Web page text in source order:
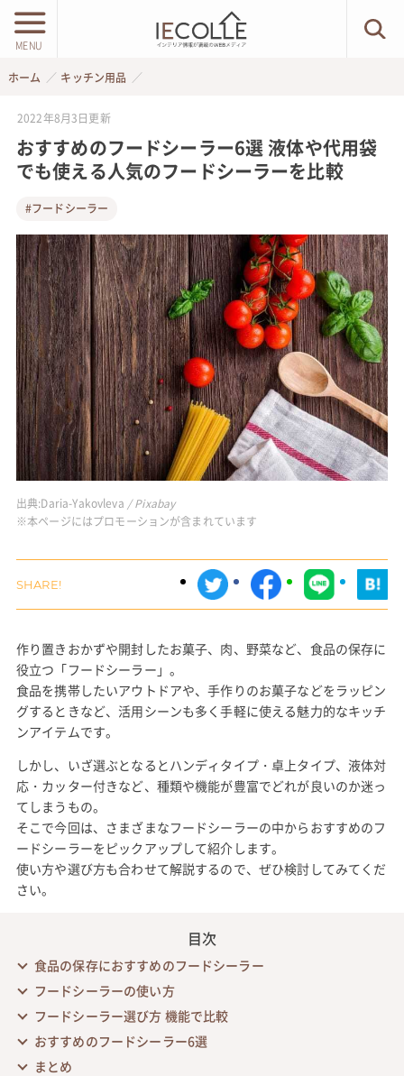
MENU
ホーム キッチン用品
2022年8月3日更新
おすすめのフードシーラー6選 液体や代用袋
でも使える人気のフードシーラーを比較
#フードシーラー
出典:Daria-Yakovleva / Pixabay
※本ページにはプロモーションが含まれています
作り置きおかずや開封したお菓子、肉、野菜など、食品の保存に
役立つ「フードシーラー」。
食品を携帯したいアウトドアや、手作りのお菓子などをラッピン
グするときなど、活用シーンも多く手軽に使える魅力的なキッチ
ンアイテムです。
しかし、いざ選ぶとなるとハンディタイプ・卓上タイプ、液体対
応・カッター付きなど、種類や機能が豊富でどれが良いのか迷っ
てしまうもの。
そこで今回は、さまざまなフードシーラーの中からおすすめのフ
ードシーラーをピックアップして紹介します。
使い方や選び方も合わせて解説するので、ぜひ検討してみてくだ
さい。
目次
食品の保存におすすめのフードシーラー
フードシーラーの使い方
フードシーラー選び方 機能で比較
おすすめのフードシーラー6選
まとめ